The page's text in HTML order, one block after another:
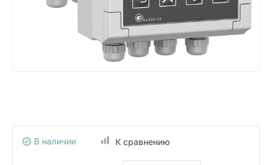
В наличии К сравнению